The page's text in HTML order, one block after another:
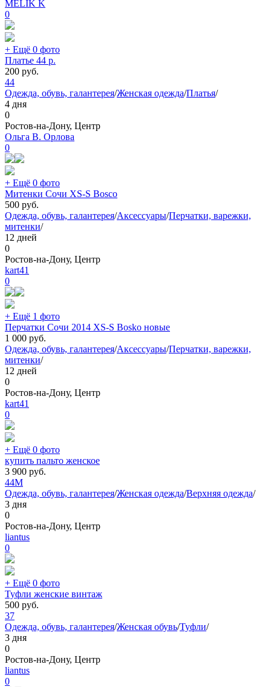
MELIK K
0
+ Ещё 0 фото
Платье 44 р.
200 руб.
44
Одежда, обувь, галантерея/Женская одежда/Платья/
4 дня
0
Ростов-на-Дону, Центр
Ольга В. Орлова
0
+ Ещё 0 фото
Митенки Сочи XS-S Bosco
500 руб.
Одежда, обувь, галантерея/Аксессуары/Перчатки, варежки,
митенки/
12 дней
0
Ростов-на-Дону, Центр
kart41
0
+ Ещё 1 фото
Перчатки Сочи 2014 XS-S Bosko новые
1 000 руб.
Одежда, обувь, галантерея/Аксессуары/Перчатки, варежки,
митенки/
12 дней
0
Ростов-на-Дону, Центр
kart41
0
+ Ещё 0 фото
купить пальто женское
3 900 руб.
44M
Одежда, обувь, галантерея/Женская одежда/Верхняя одежда/
3 дня
0
Ростов-на-Дону, Центр
liantus
0
+ Ещё 0 фото
Туфли женские винтаж
500 руб.
37
Одежда, обувь, галантерея/Женская обувь/Туфли/
3 дня
0
Ростов-на-Дону, Центр
liantus
0